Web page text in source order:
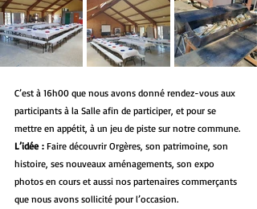
C’est à 16h00 que nous avons donné rendez-vous aux
participants à la Salle afin de participer, et pour se
mettre en appétit, à un jeu de piste sur notre commune.
L’idée : Faire découvrir Orgères, son patrimoine, son
histoire, ses nouveaux aménagements, son expo
photos en cours et aussi nos partenaires commerçants
que nous avons sollicité pour l’occasion.